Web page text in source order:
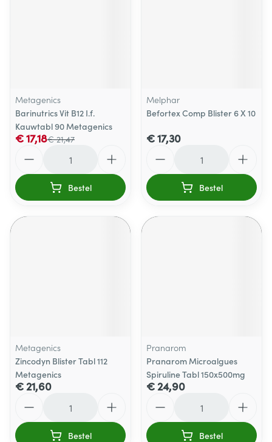
Metagenics
Barinutrics Vit B12 I.f.
Kauwtabl 90 Metagenics
€ 21,47
€ 17,18
Bestel
Melphar
Befortex Comp Blister 6 X 10
€ 17,30
Bestel
Metagenics
Zincodyn Blister Tabl 112
Metagenics
€ 21,60
Bestel
Pranarom
Pranarom Microalgues
Spiruline Tabl 150x500mg
€ 24,90
Bestel